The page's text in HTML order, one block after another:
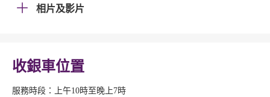
相片及影片
收銀車位置
服務時段：上午10時至晚上7時